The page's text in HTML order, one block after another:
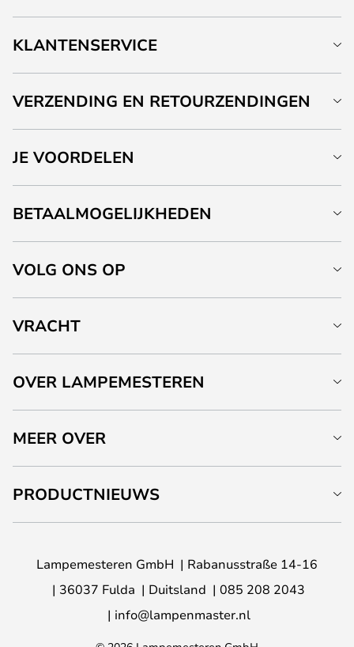
KLANTENSERVICE
VERZENDING EN RETOURZENDINGEN
JE VOORDELEN
BETAALMOGELIJKHEDEN
VOLG ONS OP
VRACHT
OVER LAMPEMESTEREN
MEER OVER
PRODUCTNIEUWS
Lampemesteren GmbH
Rabanusstraße 14-16
36037 Fulda
Duitsland
085 208 2043
info@lampenmaster.nl